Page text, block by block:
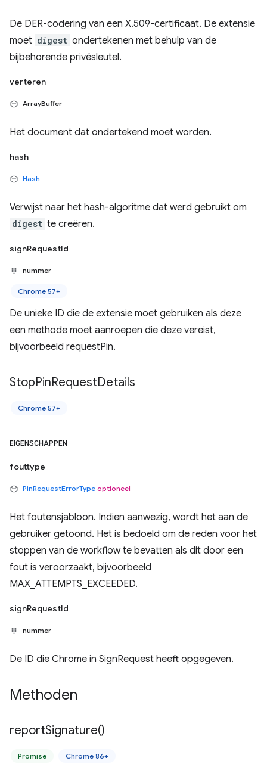
De DER-codering van een X.509-certificaat. De extensie
moet digest ondertekenen met behulp van de
bijbehorende privésleutel.
verteren
ArrayBuffer
Het document dat ondertekend moet worden.
hash
Hash
Verwijst naar het hash-algoritme dat werd gebruikt om
digest te creëren.
signRequestId
nummer
Chrome 57+
De unieke ID die de extensie moet gebruiken als deze
een methode moet aanroepen die deze vereist,
bijvoorbeeld requestPin.
StopPinRequestDetails
Chrome 57+
EIGENSCHAPPEN
fouttype
PinRequestErrorType optioneel
Het foutensjabloon. Indien aanwezig, wordt het aan de
gebruiker getoond. Het is bedoeld om de reden voor het
stoppen van de workflow te bevatten als dit door een
fout is veroorzaakt, bijvoorbeeld
MAX_ATTEMPTS_EXCEEDED.
signRequestId
nummer
De ID die Chrome in SignRequest heeft opgegeven.
Methoden
reportSignature()
Promise Chrome 86+